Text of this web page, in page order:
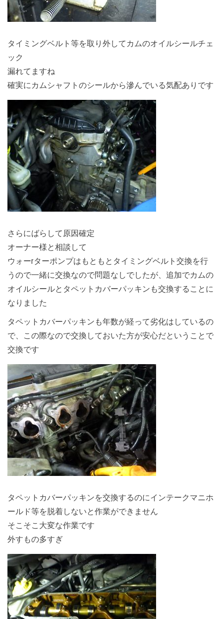
タイミングベルト等を取り外してカムのオイルシールチェ
ック
漏れてますね
確実にカムシャフトのシールから滲んでいる気配ありです
さらにばらして原因確定
オーナー様と相談して
ウォーrターポンプはもともとタイミングベルト交換を行
うので一緒に交換なので問題なしでしたが、追加でカムの
オイルシールとタペットカバーパッキンも交換することに
なりました
タペットカバーパッキンも年数が経って劣化はしているの
で、この際なので交換しておいた方が安心だということで
交換です
タペットカバーパッキンを交換するのにインテークマニホ
ールド等を脱着しないと作業ができません
そこそこ大変な作業です
外すもの多すぎ